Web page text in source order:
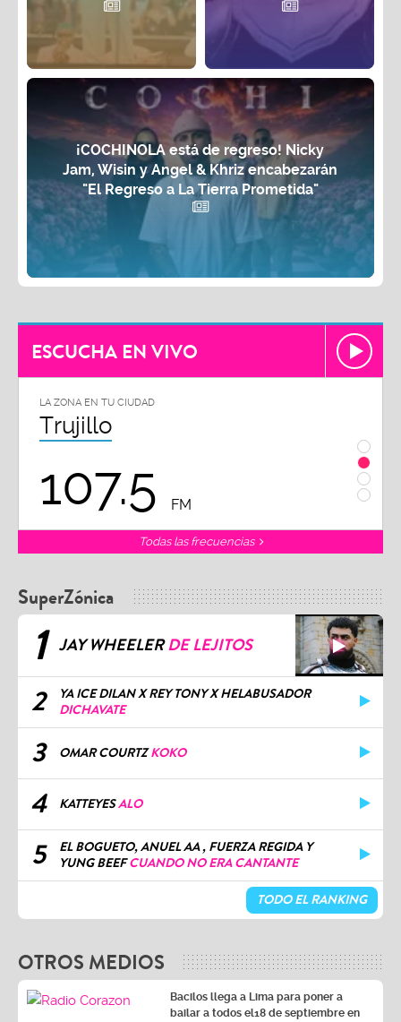
¡COCHINOLA está de regreso! Nicky
Jam, Wisin y Angel & Khriz encabezarán
"El Regreso a La Tierra Prometida"
ESCUCHA EN VIVO
LA ZONA EN TU CIUDAD
Trujillo
107.5 FM
Todas las frecuencias
SuperZónica
1 JAY WHEELERDE LEJITOS
2
YA ICE DILAN X REY TONY X HELABUSADOR
DICHAVATE
3 OMAR COURTZKOKO
4 KATTEYESALO
5
EL BOGUETO, ANUEL AA , FUERZA REGIDA Y
YUNG BEEFCUANDO NO ERA CANTANTE
TODO EL RANKING
OTROS MEDIOS
Bacilos llega a Lima para poner a
bailar a todos el18 de septiembre en